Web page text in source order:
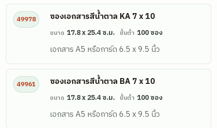
49978 ซองเอกสารสีน้ำตาล KA 7 x 10
ขนาด 17.8 x 25.4 ซ.ม. ขั้นต่ำ 100 ซอง
เอกสาร A5 หรือการ์ด 6.5 x 9.5 นิ้ว
49961 ซองเอกสารสีน้ำตาล BA 7 x 10
ขนาด 17.8 x 25.4 ซ.ม. ขั้นต่ำ 100 ซอง
เอกสาร A5 หรือการ์ด 6.5 x 9.5 นิ้ว